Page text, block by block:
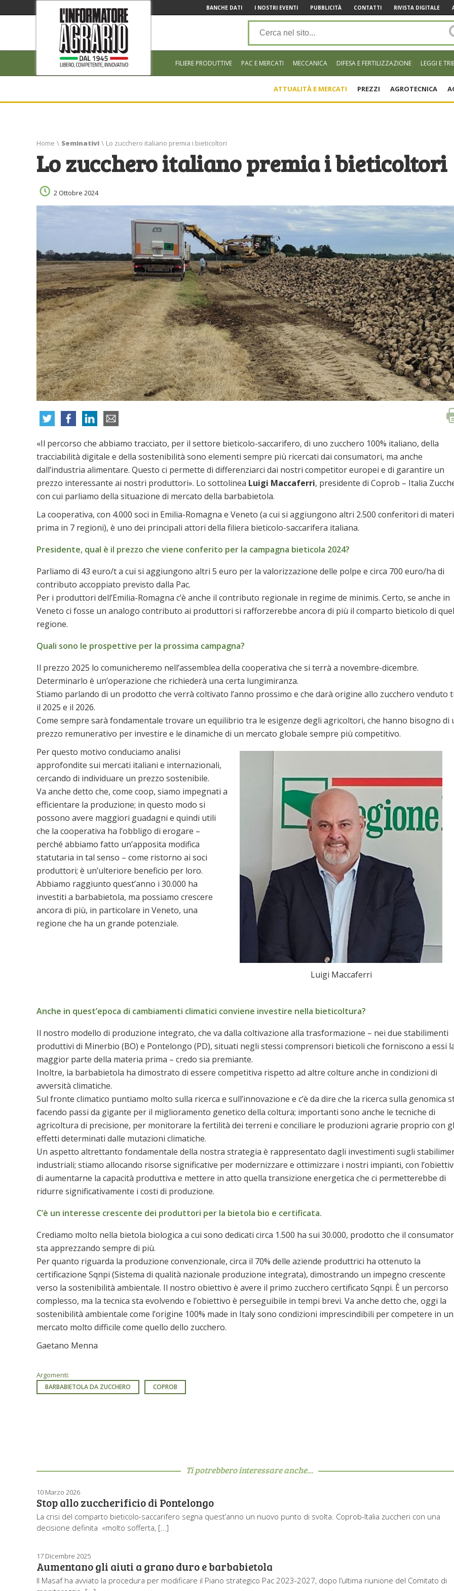
BANCHE DATI I NOSTRI EVENTI PUBBLICITÀ CONTATTI RIVISTA DIGITALE
FILIERE PRODUTTIVE PAC E MERCATI MECCANICA DIFESA E FERTILIZZAZIONE LEGGI E
ATTUALITÀ E MERCATI PREZZI AGROTECNICA
Home \ Seminativi \ Lo zucchero italiano premia i bieticoltori
Lo zucchero italiano premia i bieticoltori
2 Ottobre 2024
«Il percorso che abbiamo tracciato, per il settore bieticolo-saccarifero, di uno zucchero 100% italiano, della
tracciabilità digitale e della sostenibilità sono elementi sempre più ricercati dai consumatori, ma anche
dall’industria alimentare. Questo ci permette di differenziarci dai nostri competitor europei e di garantire un
prezzo interessante ai nostri produttori». Lo sottolinea Luigi Maccaferri, presidente di Coprob – Italia
con cui parliamo della situazione di mercato della barbabietola.
La cooperativa, con 4.000 soci in Emilia-Romagna e Veneto (a cui si aggiungono altri 2.500 conferitori di
prima in 7 regioni), è uno dei principali attori della filiera bieticolo-saccarifera italiana.
Presidente, qual è il prezzo che viene conferito per la campagna bieticola 2024?
Parliamo di 43 euro/t a cui si aggiungono altri 5 euro per la valorizzazione delle polpe e circa 700 euro/ha di
contributo accoppiato previsto dalla Pac.
Per i produttori dell’Emilia-Romagna c’è anche il contributo regionale in regime de minimis. Certo, se anche in
Veneto ci fosse un analogo contributo ai produttori si rafforzerebbe ancora di più il comparto bieticolo di
regione.
Quali sono le prospettive per la prossima campagna?
Il prezzo 2025 lo comunicheremo nell’assemblea della cooperativa che si terrà a novembre-dicembre.
Determinarlo è un’operazione che richiederà una certa lungimiranza.
Stiamo parlando di un prodotto che verrà coltivato l’anno prossimo e che darà origine allo zucchero venduto
il 2025 e il 2026.
Come sempre sarà fondamentale trovare un equilibrio tra le esigenze degli agricoltori, che hanno bisogno di
prezzo remunerativo per investire e le dinamiche di un mercato globale sempre più competitivo.
Luigi Maccaferri
Per questo motivo conduciamo analisi
approfondite sui mercati italiani e internazionali,
cercando di individuare un prezzo sostenibile.
Va anche detto che, come coop, siamo impegnati a
efficientare la produzione; in questo modo si
possono avere maggiori guadagni e quindi utili
che la cooperativa ha l’obbligo di erogare –
perché abbiamo fatto un’apposita modifica
statutaria in tal senso – come ristorno ai soci
produttori; è un’ulteriore beneficio per loro.
Abbiamo raggiunto quest’anno i 30.000 ha
investiti a barbabietola, ma possiamo crescere
ancora di più, in particolare in Veneto, una
regione che ha un grande potenziale.
Anche in quest’epoca di cambiamenti climatici conviene investire nella bieticoltura?
Il nostro modello di produzione integrato, che va dalla coltivazione alla trasformazione – nei due stabilimenti
produttivi di Minerbio (BO) e Pontelongo (PD), situati negli stessi comprensori bieticoli che forniscono a essi
maggior parte della materia prima – credo sia premiante.
Inoltre, la barbabietola ha dimostrato di essere competitiva rispetto ad altre colture anche in condizioni di
avversità climatiche.
Sul fronte climatico puntiamo molto sulla ricerca e sull’innovazione e c’è da dire che la ricerca sulla genomica
facendo passi da gigante per il miglioramento genetico della coltura; importanti sono anche le tecniche di
agricoltura di precisione, per monitorare la fertilità dei terreni e conciliare le produzioni agrarie proprio con
effetti determinati dalle mutazioni climatiche.
Un aspetto altrettanto fondamentale della nostra strategia è rappresentato dagli investimenti sugli
industriali; stiamo allocando risorse significative per modernizzare e ottimizzare i nostri impianti, con
di aumentarne la capacità produttiva e mettere in atto quella transizione energetica che ci permetterebbe di
ridurre significativamente i costi di produzione.
C’è un interesse crescente dei produttori per la bietola bio e certificata.
Crediamo molto nella bietola biologica a cui sono dedicati circa 1.500 ha sui 30.000, prodotto che il
sta apprezzando sempre di più.
Per quanto riguarda la produzione convenzionale, circa il 70% delle aziende produttrici ha ottenuto la
certificazione Sqnpi (Sistema di qualità nazionale produzione integrata), dimostrando un impegno crescente
verso la sostenibilità ambientale. Il nostro obiettivo è avere il primo zucchero certificato Sqnpi. È un percorso
complesso, ma la tecnica sta evolvendo e l’obiettivo è perseguibile in tempi brevi. Va anche detto che, oggi la
sostenibilità ambientale come l’origine 100% made in Italy sono condizioni imprescindibili per competere in un
mercato molto difficile come quello dello zucchero.
Gaetano Menna
Argomenti:
BARBABIETOLA DA ZUCCHERO COPROB
Ti potrebbero interessare anche...
10 Marzo 2026
Stop allo zuccherificio di Pontelongo
La crisi del comparto bieticolo-saccarifero segna quest’anno un nuovo punto di svolta. Coprob-Italia zuccheri con una
decisione definita «molto sofferta, […]
17 Dicembre 2025
Aumentano gli aiuti a grano duro e barbabietola
Il Masaf ha avviato la procedura per modificare il Piano strategico Pac 2023-2027, dopo l’ultima riunione del Comitato di